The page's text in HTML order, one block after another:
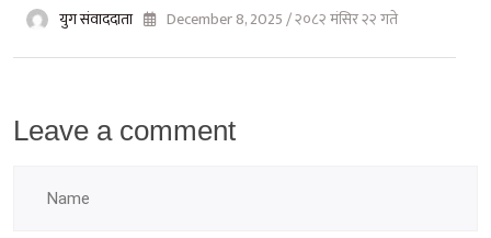
युग संवाददाता December 8, 2025 / २०८२ मंसिर २२ गते
Leave a comment